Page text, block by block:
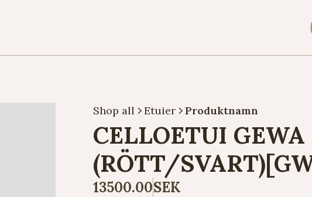
Shop all Etuier Produktnamn
CELLOETUI
(RÖTT/
13500.00SEK